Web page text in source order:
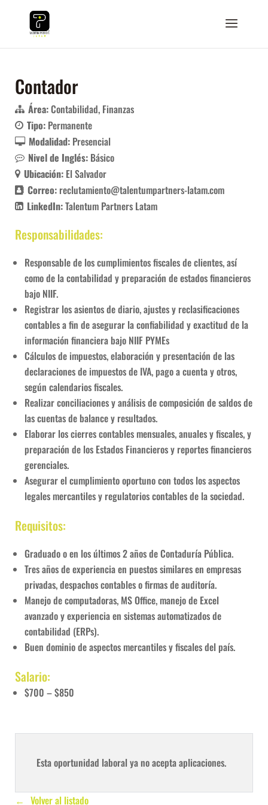
Contador
Área:Contabilidad Finanzas
Tipo: Permanente
Modalidad: Presencial
Nivel de Inglés: Básico
Ubicación: El Salvador
Correo: reclutamiento@talentumpartners-latam.com
LinkedIn:Talentum Partners Latam
Responsabilidades:
Responsable de los cumplimientos fiscales de clientes, así
como de la contabilidad y preparación de estados financieros
bajo NIIF.
Registrar los asientos de diario, ajustes y reclasificaciones
contables a fin de asegurar la confiabilidad y exactitud de la
información financiera bajo NIIF PYMEs
Cálculos de impuestos, elaboración y presentación de las
declaraciones de impuestos de IVA, pago a cuenta y otros,
según calendarios fiscales.
Realizar conciliaciones y análisis de composición de saldos de
las cuentas de balance y resultados.
Elaborar los cierres contables mensuales, anuales y fiscales, y
preparación de los Estados Financieros y reportes financieros
gerenciales.
Asegurar el cumplimiento oportuno con todos los aspectos
legales mercantiles y regulatorios contables de la sociedad.
Requisitos:
Graduado o en los últimos 2 años de Contaduría Pública.
Tres años de experiencia en puestos similares en empresas
privadas, despachos contables o firmas de auditoría.
Manejo de computadoras, MS Office, manejo de Excel
avanzado y experiencia en sistemas automatizados de
contabilidad (ERPs).
Buen dominio de aspectos mercantiles y fiscales del país.
Salario:
$700 – $850
Esta oportunidad laboral ya no acepta aplicaciones.
Volver al listado